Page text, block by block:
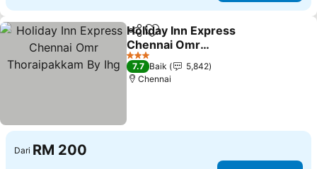
KongsiTambah ke favorit
Holiday Inn Express
Chennai Omr
Thoraipakkam By Ihg
Lihat harga
3 Bintang
7.7 Baik
5,842
Chennai
Dari RM 200